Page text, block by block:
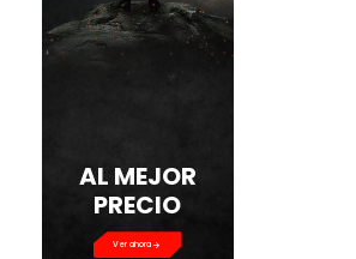
AL MEJOR
PRECIO